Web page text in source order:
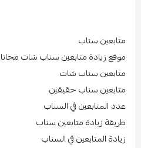
متابعين سناب
موقع زيادة متابعين سناب شات مجانا
متابعين سناب شات
متابعين سناب حقيقين
عدد المتابعين في السناب
طريقة زيادة متابعين سناب
زيادة المتابعين في السناب